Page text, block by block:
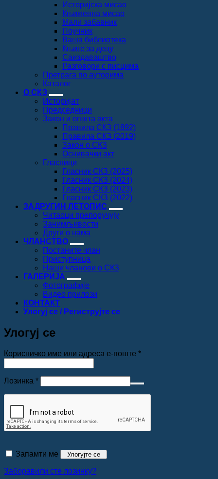
Историјска мисао
Књижевна мисао
Мали забавник
Поучник
Ваша библиотека
Књиге за децу
Саиздаваштво
Разговори с писцима
Претрага по ауторима
Каталог
О СКЗ
Историјат
Председници
Закон и општа акта
Правила СКЗ (1892)
Правила СКЗ (2019)
Закон о СКЗ
Оснивачки акт
Гласници
Гласник СКЗ (2025)
Гласник СКЗ (2024)
Гласник СКЗ (2023)
Гласник СКЗ (2022)
ЗАДРУГИН ЛЕТОПИС
Читаоци препоручују
Занимљивости
Други о нама
ЧЛАНСТВО
Постаните члан
Приступница
Наши чланови о СКЗ
ГАЛЕРИЈА
Фотографије
Видео прилози
КОНТАКТ
Улогуј се / Региструјте се
Улогуј се
Корисничко име или адреса е-поште *Обавезно
Лозинка *Обавезно
Запамти ме Улогујте се
Заборавили сте лозинку?